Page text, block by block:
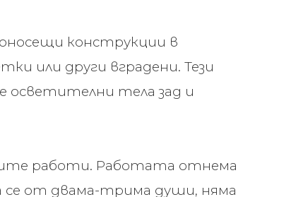
конструкции в
или други вградени. Тези
осветителни тела зад и
работи. Работата отнема
се от двама-трима души, няма